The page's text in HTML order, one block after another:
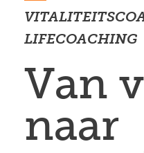
LIFECOACHING
Van
naar